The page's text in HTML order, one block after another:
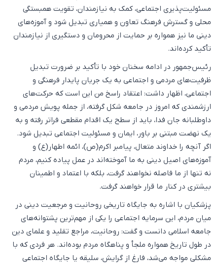
مسئولیت‌پذیری اجتماعی، کمک به نیازمندان، تقویت همبستگی
محلی و گسترش فرهنگ تعاون و همیاری تبدیل شود و آموزه‌های
دینی ما نیز همواره بر حمایت از محرومان و دستگیری از نیازمندان
تأکید کرده‌اند.
رئیس‌جمهور در ادامه سخنان خود با تأکید بر ضرورت تبدیل
ظرفیت‌های مردمی و اجتماعی به یک جریان پایدار فرهنگی و
اجتماعی، اظهار داشت: اعتقاد راسخ من این است که حرکت‌های
ارزشمندی که امروز در جامعه شکل گرفته، از جمله پویش‌ مردمی و
داوطلبانه جان فدا، باید از سطح یک اقدام مقطعی فراتر رفته و به
یک نهضت مبتنی بر باور، ایمان و مسئولیت اجتماعی تبدیل شود.
اگر آنچه را خداوند متعال، پیامبر اکرم(ص)، ائمه اطهار(ع) و
آموزه‌های اصیل دینی به ما آموخته‌اند در عمل پیاده کنیم، مردم
نه تنها از ما فاصله نخواهند گرفت، بلکه با اعتماد و اطمینان
بیشتری در کنار ما قرار خواهند گرفت.
پزشکیان با اشاره به جایگاه تاریخی روحانیت و مرجعیت دینی در
میان مردم، این سرمایه اجتماعی را یکی از مهم‌ترین پشتوانه‌های
جامعه اسلامی دانست و گفت: روحانیت، مراجع تقلید و علمای دین
در طول تاریخ همواره ملجأ و پناهگاه مردم بوده‌اند. هر فردی که با
مشکلی مواجه می‌شد، فارغ از گرایش، سلیقه یا جایگاه اجتماعی